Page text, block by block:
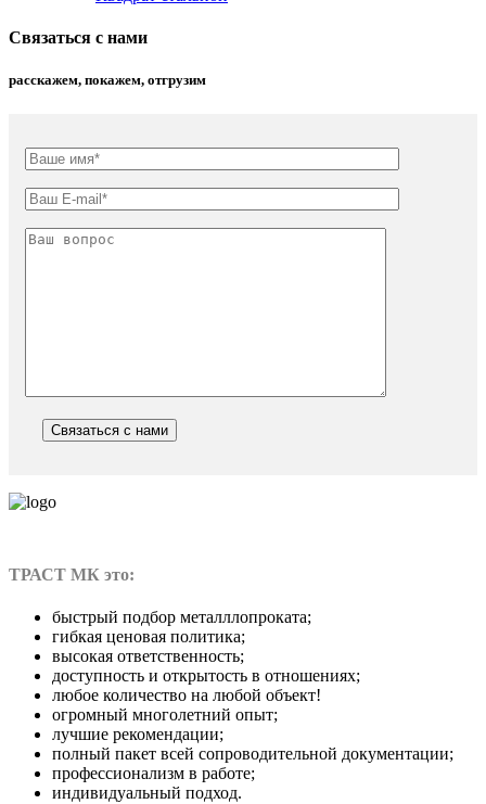
Связаться с нами
расскажем, покажем, отгрузим
ТРАСТ МК это:
быстрый подбор металллопроката;
гибкая ценовая политика;
высокая ответственность;
доступность и открытость в отношениях;
любое количество на любой объект!
огромный многолетний опыт;
лучшие рекомендации;
полный пакет всей сопроводительной документации;
профессионализм в работе;
индивидуальный подход.